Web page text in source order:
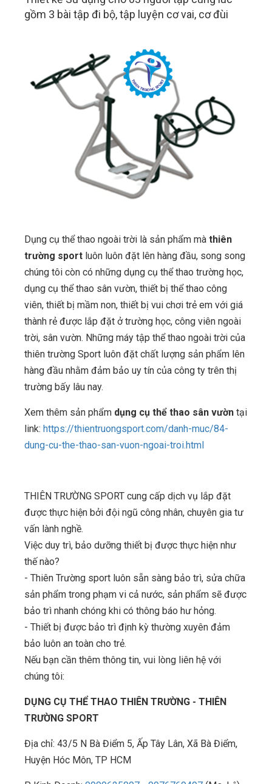
gồm 3 bài tập đi bộ, tập luyện cơ vai, cơ đùi
Dụng cụ thể thao ngoài trời là sản phẩm mà thiên
trường sport luôn luôn đặt lên hàng đầu, song song
chúng tôi còn có những dụng cụ thể thao trường học,
dụng cụ thể thao sân vườn, thiết bị thể thao công
viên, thiết bị mầm non, thiết bị vui chơi trẻ em với giá
thành rẻ được lắp đặt ở trường học, công viên ngoài
trời, sân vườn. Những máy tập thể thao ngoài trời của
thiên trường Sport luôn đặt chất lượng sản phẩm lên
hàng đầu nhằm đảm bảo uy tín của công ty trên thị
trường bấy lâu nay.
Xem thêm sản phẩm dụng cụ thể thao sân vườn tại
link: https://thientruongsport.com/danh-muc/84-
dung-cu-the-thao-san-vuon-ngoai-troi.html
THIÊN TRƯỜNG SPORT cung cấp dịch vụ lắp đặt
được thực hiện bởi đội ngũ công nhân, chuyên gia tư
vấn lành nghề.
Việc duy trì, bảo dưỡng thiết bị được thực hiện như
thế nào?
- Thiên Trường sport luôn sẵn sàng bảo trì, sửa chữa
sản phẩm trong phạm vi cả nước, sản phẩm sẽ được
bảo trì nhanh chóng khi có thông báo hư hỏng.
- Thiết bị được bảo trì định kỳ thường xuyên đảm
bảo luôn an toàn cho trẻ.
Nếu bạn cần thêm thông tin, vui lòng liên hệ với
chúng tôi:
DỤNG CỤ THỂ THAO THIÊN TRƯỜNG - THIÊN
TRƯỜNG SPORT
Địa chỉ: 43/5 N Bà Điểm 5, Ấp Tây Lân, Xã Bà Điểm,
Huyện Hóc Môn, TP HCM